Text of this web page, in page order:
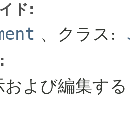
ド:
、クラス:
および編集す